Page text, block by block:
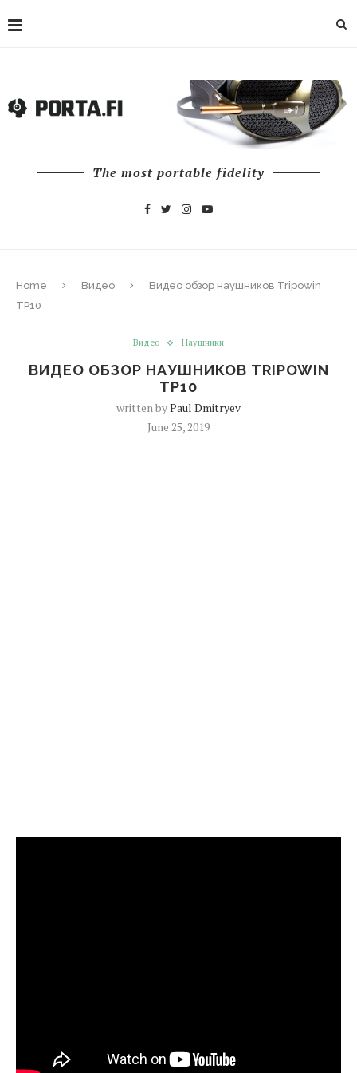
The most portable fidelity
Home Видео
Видео обзор наушников Tripowin
TP10
Видео Наушники
ВИДЕО ОБЗОР НАУШНИКОВ TRIPOWIN
TP10
written byPaul Dmitryev
June 25, 2019